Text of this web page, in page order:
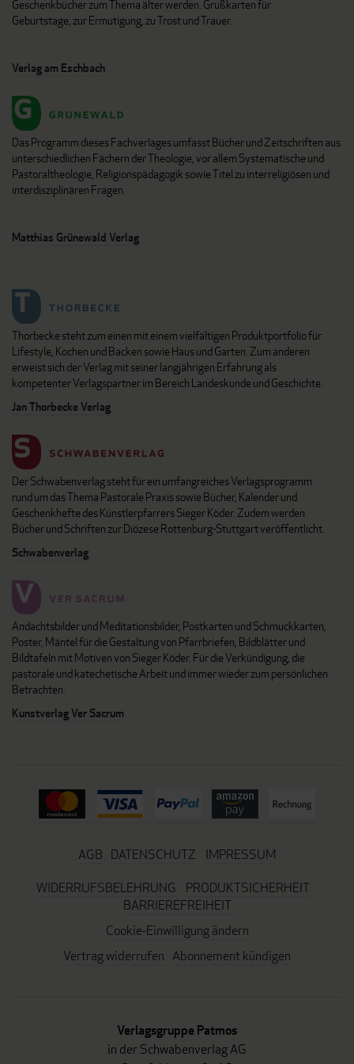
Geschenkbücher zum Thema älter werden. Grußkarten für
Geburtstage, zur Ermutigung, zu Trost und Trauer.
Verlag am Eschbach
Das Programm dieses Fachverlages umfasst Bücher und Zeitschriften aus
unterschiedlichen Fächern der Theologie, vor allem Systematische und
Pastoraltheologie, Religionspädagogik sowie Titel zu interreligiösen und
interdisziplinären Fragen.
Matthias Grünewald Verlag
Thorbecke steht zum einen mit einem vielfältigen Produktportfolio für
Lifestyle, Kochen und Backen sowie Haus und Garten. Zum anderen
erweist sich der Verlag mit seiner langjährigen Erfahrung als
kompetenter Verlagspartner im Bereich Landeskunde und Geschichte.
Jan Thorbecke Verlag
Der Schwabenverlag steht für ein umfangreiches Verlagsprogramm
rund um das Thema Pastorale Praxis sowie Bücher, Kalender und
Geschenkhefte des Künstlerpfarrers Sieger Köder. Zudem werden
Bücher und Schriften zur Diözese Rottenburg-Stuttgart veröffentlicht.
Schwabenverlag
Andachtsbilder und Meditationsbilder, Postkarten und Schmuckkarten,
Poster, Mäntel für die Gestaltung von Pfarrbriefen, Bildblätter und
Bildtafeln mit Motiven von Sieger Köder. Für die Verkündigung, die
pastorale und katechetische Arbeit und immer wieder zum persönlichen
Betrachten.
Kunstverlag Ver Sacrum
AGB DATENSCHUTZ
IMPRESSUM
WIDERRUFSBELEHRUNG
PRODUKTSICHERHEIT
BARRIEREFREIHEIT
Cookie-Einwilligung ändern
Vertrag widerrufen Abonnement kündigen
Verlagsgruppe Patmos
in der Schwabenverlag AG